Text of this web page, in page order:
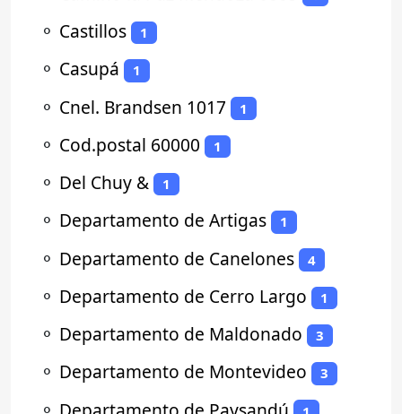
⚬ Castillos 1
⚬ Casupá 1
⚬ Cnel. Brandsen 1017 1
⚬ Cod.postal 60000 1
⚬ Del Chuy & 1
⚬ Departamento de Artigas 1
⚬ Departamento de Canelones 4
⚬ Departamento de Cerro Largo 1
⚬ Departamento de Maldonado 3
⚬ Departamento de Montevideo 3